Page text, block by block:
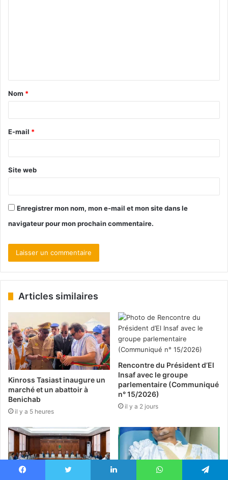
Nom *
E-mail *
Site web
Enregistrer mon nom, mon e-mail et mon site dans le
navigateur pour mon prochain commentaire.
Articles similaires
Kinross Tasiast inaugure un
marché et un abattoir à
Benichab
il y a 5 heures
Rencontre du Président d’El
Insaf avec le groupe
parlementaire (Communiqué
n° 15/2026)
il y a 2 jours